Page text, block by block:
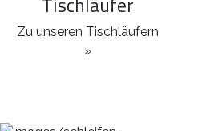
Zu unseren Tischläufern
»